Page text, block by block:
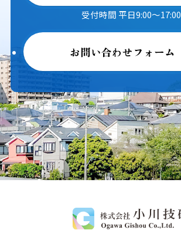
受付時間 平日9:00～17:00
お問い合わせフォーム